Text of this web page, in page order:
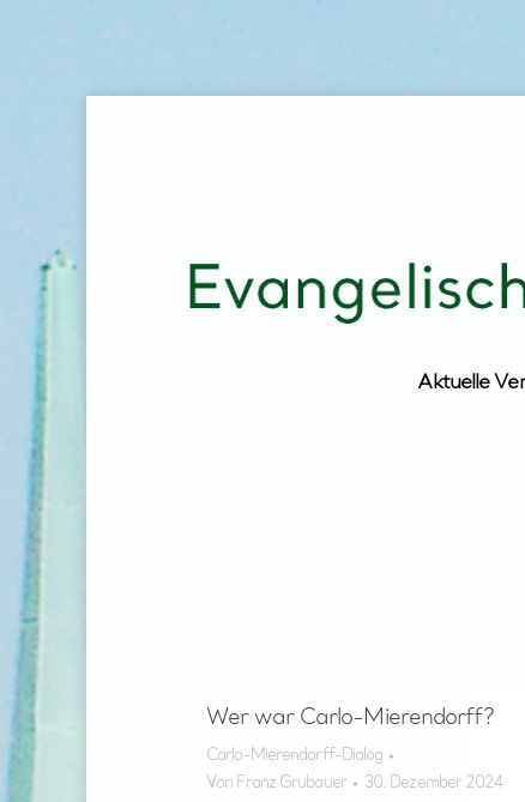
Aktuelle
Wer war Carlo-Mierendorff?
Carlo-Mierendorff-Dialog
Von Franz Grubauer 30. Dezember 2024